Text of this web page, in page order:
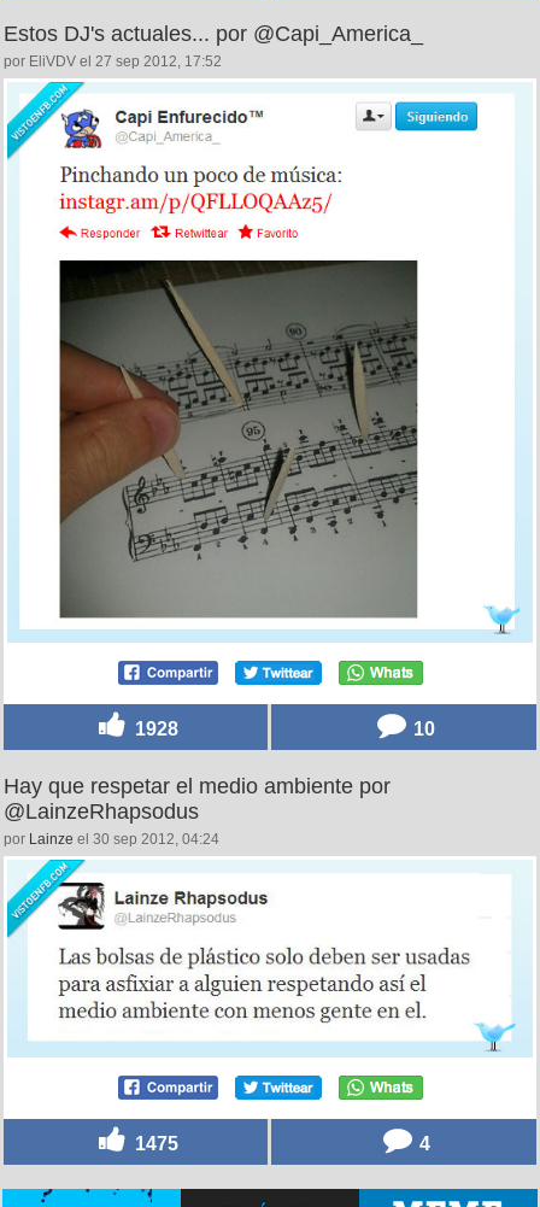
Estos DJ's actuales... por @Capi_America_
por EliVDV el 27 sep 2012, 17:52
1928 10
Hay que respetar el medio ambiente por
@LainzeRhapsodus
por Lainze el 30 sep 2012, 04:24
1475 4